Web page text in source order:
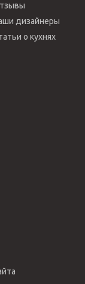
дизайнеры
о кухнях